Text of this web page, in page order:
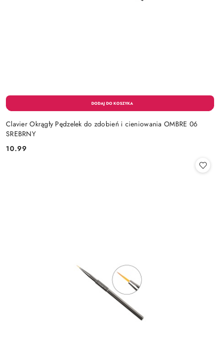
Clavier Okrągły Pędzelek do zdobień i cieniowania OMBRE 06
SREBRNY
Cena:
10.99